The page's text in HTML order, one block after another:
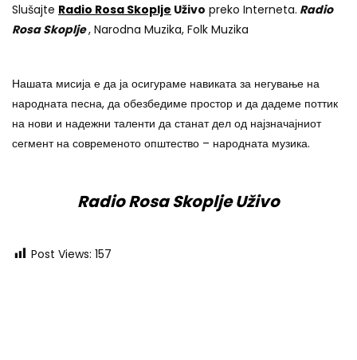
Slušajte Radio Rosa Skoplje Uživo preko Interneta. Radio
Rosa Skoplje, Narodna Muzika, Folk Muzika
Нашата мисија е да ја осигураме навиката за негување на
народната песна, да обезбедиме простор и да дадеме поттик
на нови и надежни таленти да станат дел од најзначајниот
сегмент на современото општество – народната музика.
Radio Rosa Skoplje Uživo
Post Views: 157